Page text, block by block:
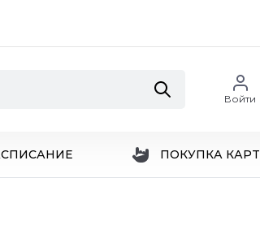
Войти
ПОКУПКА КАРТ